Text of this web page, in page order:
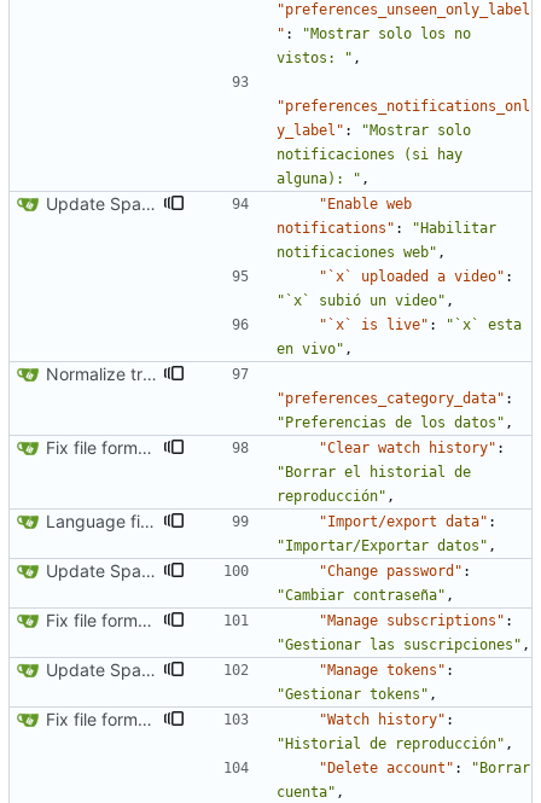
"preferences_unseen_only_label
" :
"Mostrar solo los no
vistos: " ,
"preferences_notifications_onl
y_label" :
"Mostrar solo
notificaciones (si hay
alguna): " ,
Update Spanish translation
"Enable web
notifications" :
"Habilitar
notificaciones web" ,
"`x` uploaded a video" :
"`x` subió un video" ,
"`x` is live" :
"`x` esta
en vivo" ,
Normalize translation key for preferences categories
"preferences_category_data" :
"Preferencias de los datos" ,
Fix file formatting for locales "Clear watch history" :
"Borrar el historial de
reproducción" ,
Language fixes ( #366 "Import/export data" :
"Importar/Exportar datos" ,
Update Spanish translation "Change password" :
"Cambiar contraseña" ,
Fix file formatting for locales "Manage subscriptions" :
"Gestionar las suscripciones" ,
Update Spanish translation "Manage tokens" :
"Gestionar tokens" ,
Fix file formatting for locales "Watch history" :
"Historial de reproducción" ,
"Delete account" :
"Borrar
cuenta" ,